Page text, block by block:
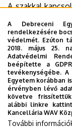
A szakkal
Fizikai Intézet
részletesebb
témákról,
Szakfelelős:Dr.
A
adatai
honlapján:
A Debreceni
rendelkezésére
védelmét. Ezúton
2018. május 25.
Adatvédelmi
beépítette a
tevékenységébe.
Egyetem korábban
érvényben lévő
követve
alábbi linkre
Kancellária WAV
További